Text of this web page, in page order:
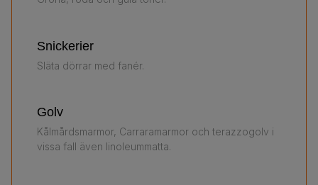
Snickerier
Släta dörrar med fanér.
Golv
Kålmårdsmarmor, Carraramarmor och terazzogolv i
vissa fall även linoleummatta.